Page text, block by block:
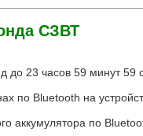
СЗВТ
23 часов 59 минут 59
по Bluetooth на
аккумулятора по